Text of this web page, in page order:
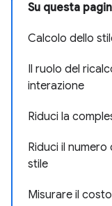
Su questa
Calcolo dello
Il ruolo del
interazione
Riduci la
Riduci il
stile
Misurare il